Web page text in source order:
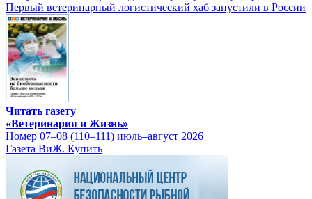
Первый ветеринарный логистический хаб запустили в России
Читать газету
«Ветеринария и Жизнь»
Номер 07–08 (110–111) июль–август 2026
Газета ВиЖ. Купить